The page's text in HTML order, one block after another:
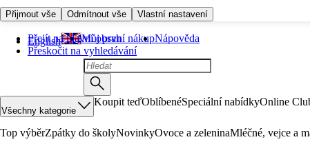
Přijmout vše Odmítnout vše Vlastní nastavení
Přejít na hlavní obsah
Přeskočit na vyhledávání
English Můj první nákupNápověda
Všechny kategorie
Koupit teďOblíbenéSpeciální nabídkyOnline
Top výběrZpátky do školyNovinkyOvoce a zeleninaMléčné, vejce a